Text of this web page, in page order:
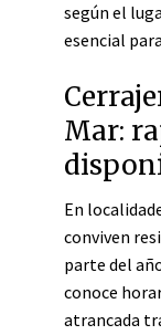
según el
esencial
Mar:
En
conviven
parte del
conoce
atrancada